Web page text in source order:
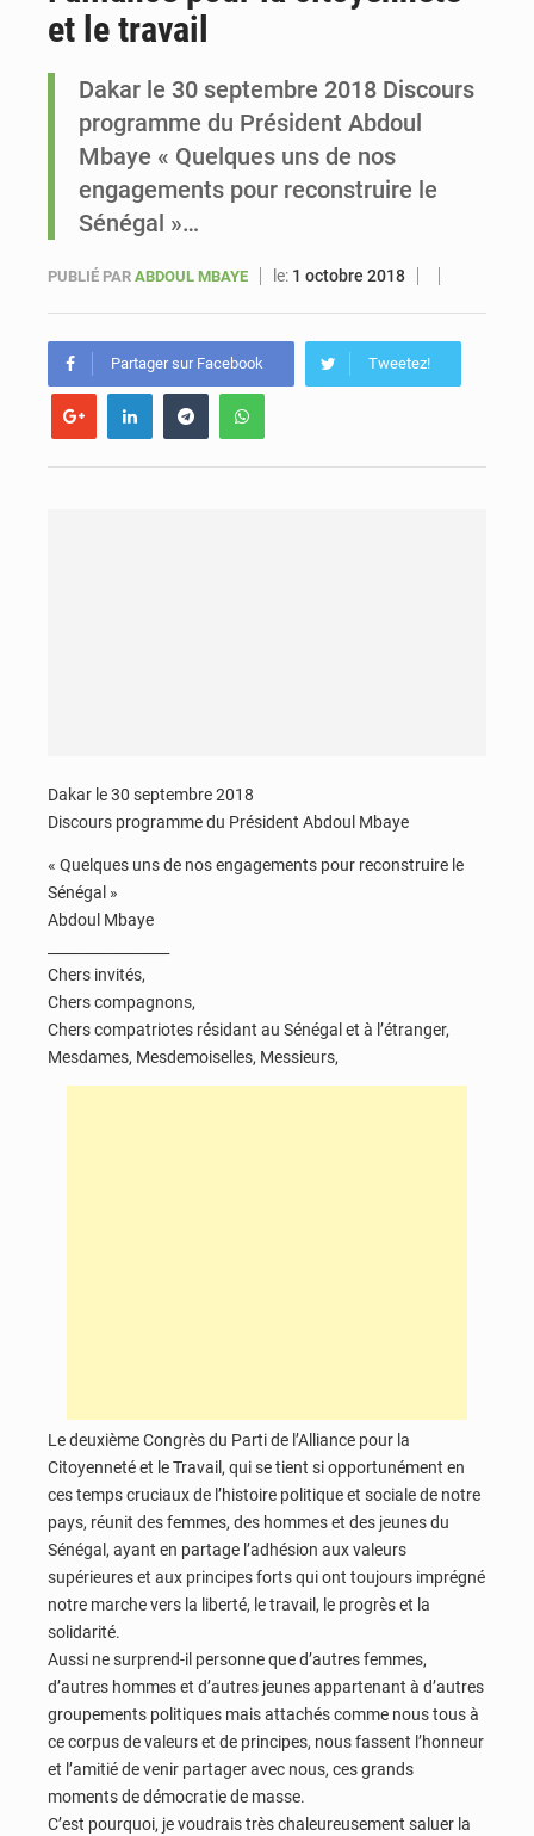
et le travail
Dakar le 30 septembre 2018 Discours
programme du Président Abdoul
Mbaye « Quelques uns de nos
engagements pour reconstruire le
Sénégal »…
PUBLIÉ PAR ABDOUL MBAYE le: 1 octobre 2018
Partager sur Facebook Tweetez!
Dakar le 30 septembre 2018
Discours programme du Président Abdoul Mbaye
« Quelques uns de nos engagements pour reconstruire le
Sénégal »
Abdoul Mbaye
Chers invités,
Chers compagnons,
Chers compatriotes résidant au Sénégal et à l’étranger,
Mesdames, Mesdemoiselles, Messieurs,
Le deuxième Congrès du Parti de l’Alliance pour la
Citoyenneté et le Travail, qui se tient si opportunément en
ces temps cruciaux de l’histoire politique et sociale de notre
pays, réunit des femmes, des hommes et des jeunes du
Sénégal, ayant en partage l’adhésion aux valeurs
supérieures et aux principes forts qui ont toujours imprégné
notre marche vers la liberté, le travail, le progrès et la
solidarité.
Aussi ne surprend-il personne que d’autres femmes,
d’autres hommes et d’autres jeunes appartenant à d’autres
groupements politiques mais attachés comme nous tous à
ce corpus de valeurs et de principes, nous fassent l’honneur
et l’amitié de venir partager avec nous, ces grands
moments de démocratie de masse.
C’est pourquoi, je voudrais très chaleureusement saluer la